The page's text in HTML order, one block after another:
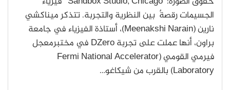
الجسيمات رقصةٌ بين النظرية والتجربة. تتذكر ميناكشي
نارين (Meenakshi Narain)، أستاذة الفيزياء في جامعة
براون، أنها عملت على تجربة DZero في مختبرمعجل
فيرمي القومي (Fermi National Accelerator
Laboratory) بالقرب من شيكاغو…